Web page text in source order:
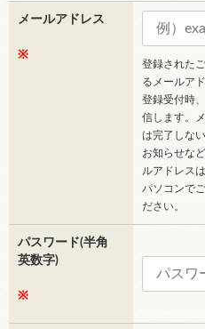
メールアドレス
※
登録された
るメールア
登録受付時
信します。
は完了しな
お知らせな
ルアドレス
パソコンで
ださい。
パスワード(半角
英数字)
※